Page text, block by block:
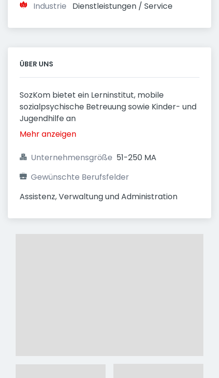
Industrie
Dienstleistungen / Service
ÜBER UNS
SozKom bietet ein Lerninstitut, mobile
sozialpsychische Betreuung sowie Kinder- und
Jugendhilfe an
Mehr anzeigen
Unternehmensgröße 51-250 MA
Gewünschte Berufsfelder
Assistenz, Verwaltung und Administration